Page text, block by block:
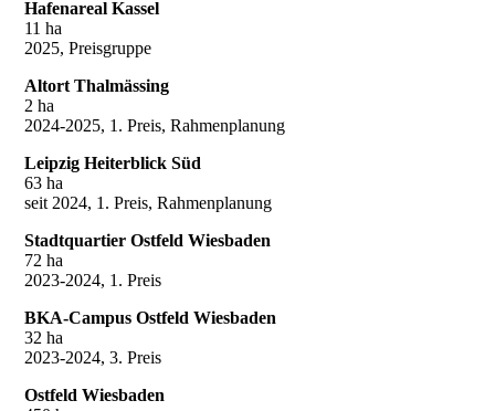
Hafenareal Kassel
11 ha
2025, Preisgruppe
Altort Thalmässing
2 ha
2024-2025, 1. Preis, Rahmenplanung
Leipzig Heiterblick Süd
63 ha
seit 2024, 1. Preis, Rahmenplanung
Stadtquartier Ostfeld Wiesbaden
72 ha
2023-2024, 1. Preis
BKA-Campus Ostfeld Wiesbaden
32 ha
2023-2024, 3. Preis
Ostfeld Wiesbaden